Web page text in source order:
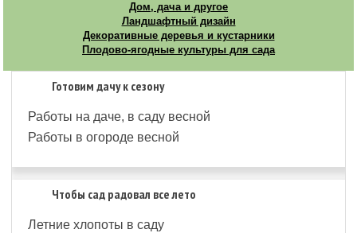
Дом, дача и другое
Ландшафтный дизайн
Декоративные деревья и кустарники
Плодово-ягодные культуры для сада
Готовим дачу к сезону
Работы на даче, в саду весной
Работы в огороде весной
Чтобы сад радовал все лето
Летние хлопоты в саду